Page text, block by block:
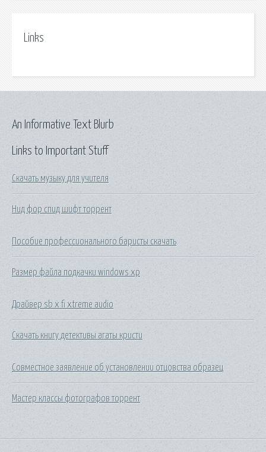
Links
Links to Important Stuff
Скачать музыку для учителя
Нид фор спид шифт торрент
Пособие профессионального баристы скачать
Размер файла подкачки windows xp
Драйвер sb x fi xtreme audio
Скачать книгу детективы агаты кристи
Совместное заявление об установлении отцовства образец
Мастер классы фотографов торрент
An Informative Text Blurb